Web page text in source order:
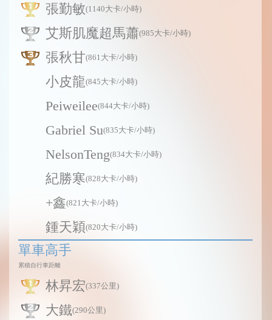
張勤敏(1140大卡/小時)
艾斯肌魔超馬蕭(985大卡/小時)
張秋甘(861大卡/小時)
小皮龍(845大卡/小時)
Peiweilee(844大卡/小時)
Gabriel Su(835大卡/小時)
NelsonTeng(834大卡/小時)
紀勝寒(828大卡/小時)
+鑫(821大卡/小時)
鍾天穎(820大卡/小時)
單車高手
累積自行車距離
林昇宏(337公里)
大鐵(290公里)